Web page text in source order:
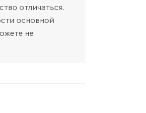
отличаться.
основной
не